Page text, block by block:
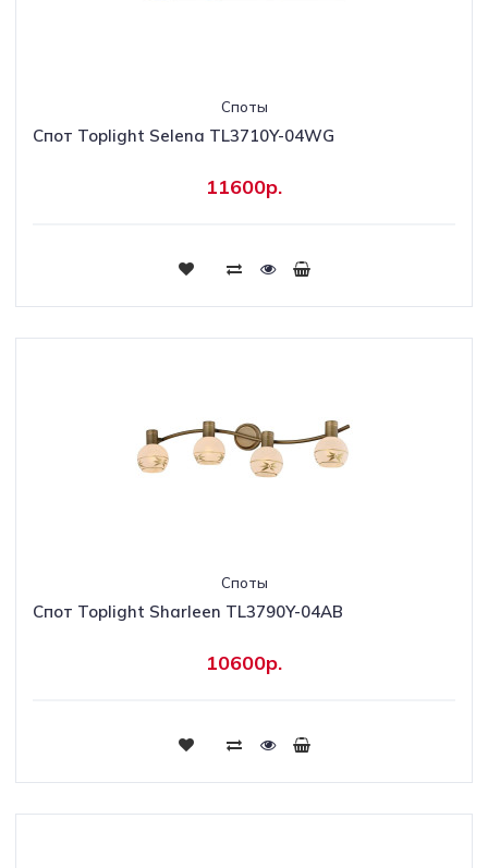
Споты
Спот Toplight Selena TL3710Y-04WG
11600р.
Споты
Спот Toplight Sharleen TL3790Y-04AB
10600р.